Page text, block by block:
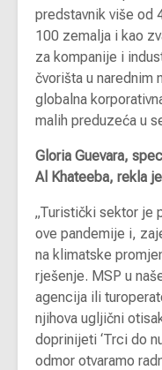
predstavnik više od
100 zemalja i kao
za kompanije i
čvorišta u narednim
globalna
malih preduzeća u
Gloria Guevara,
Al Khateeba, rekla
„Turistički sektor je
ove pandemije i,
na klimatske
rješenje. MSP u
agencija ili
njihova ugljični
doprinijeti ‘Trci do
odmor otvaramo